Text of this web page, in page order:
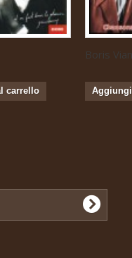
carrello
Boris Vian...